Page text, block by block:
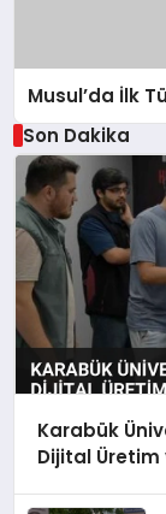
Musul’da İlk
Son Dakika
Karabük
Dijital Üretim